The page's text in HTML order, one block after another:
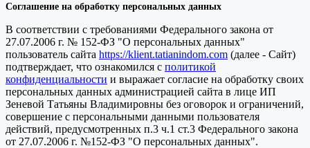
Соглашение на обработку персональных данных
В соответствии с требованиями Федерального закона от
27.07.2006 г. № 152-ФЗ "О персональных данных"
пользователь сайта https://klient.tatianindom.com (далее - Сайт)
подтверждает, что ознакомился с политикой
конфиденциальности и выражает согласие на обработку своих
персональных данных администрацией сайта в лице ИП
Зеневой Татьяны Владимировны без оговорок и ограничений,
совершение с персональными данными пользователя
действий, предусмотренных п.3 ч.1 ст.3 Федерального закона
от 27.07.2006 г. №152-ФЗ "О персональных данных".